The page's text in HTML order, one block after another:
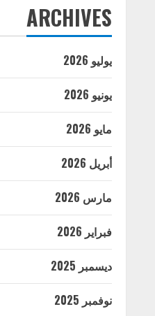
ARCHIVES
يوليو 2026
يونيو 2026
مايو 2026
أبريل 2026
مارس 2026
فبراير 2026
ديسمبر 2025
نوفمبر 2025